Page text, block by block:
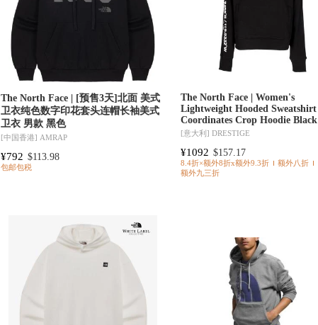
The North Face | [预售3天]北面 美式
卫衣纯色数字印花套头连帽长袖美式
卫衣 男款 黑色
[中国香港] AMRAP
¥792 $113.98
包邮包税
The North Face | Women's
Lightweight Hooded
Coordinates Crop Hoodie Black
[意大利]DRESTIGE
¥1092 $157.17
8.4折×额外8折x额外9.3折
额外八折
额外九三折